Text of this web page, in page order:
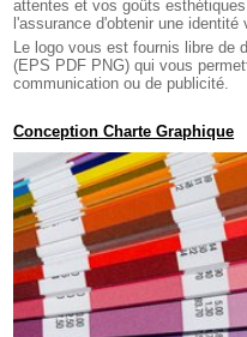
attentes et vos goûts
l'assurance d'obtenir une
Le logo vous est fournis libre de
(EPS PDF PNG) qui vous
communication ou de publicité.
Conception Charte Graphique